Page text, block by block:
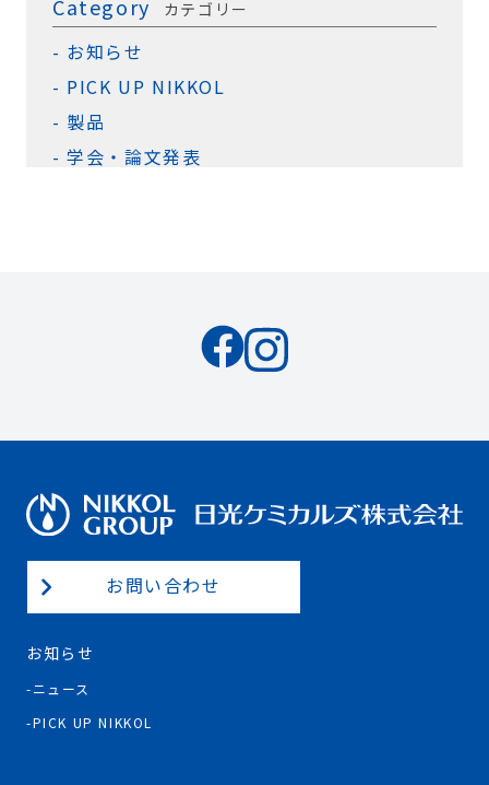
Category カテゴリー
お知らせ
PICK UP NIKKOL
製品
学会・論文発表
お問い合わせ
お知らせ
ニュース
PICK UP NIKKOL